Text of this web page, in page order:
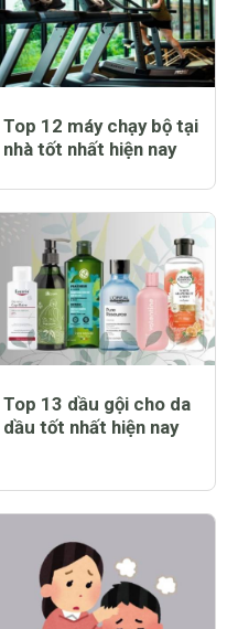
Top 12 máy chạy bộ tại
nhà tốt nhất hiện nay
Top 13 dầu gội cho da
dầu tốt nhất hiện nay